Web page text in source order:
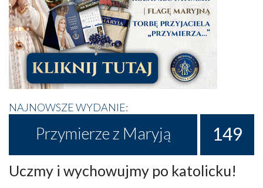
NAJNOWSZE WYDANIE:
Przymierze z Maryją 149
Uczmy i wychowujmy po katolicku!